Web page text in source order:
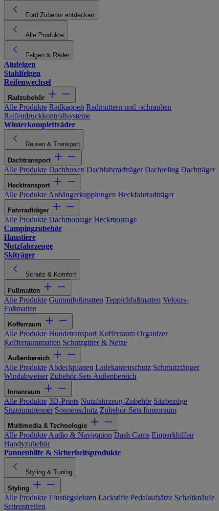
Ford Zubehör entdecken
Alle Produkte
Felgen & Räder
Alufelgen
Stahlfelgen
Reifenwechsel
Radzubehör
Alle Produkte Radkappen Radmuttern und -schrauben
Reifendruckkontrollsysteme
Winterkompletträder
Reisen & Transport
Dachtransport
Alle Produkte Dachboxen Dachfahrradträger Dachreling Dachträger
Hecktransport
Alle Produkte Anhängerkupplungen Heckfahrradträger
Fahrradträger
Alle Produkte Dachmontage Heckmontage
Campingzubehör
Haustiere
Nutzfahrzeuge
Skiträger
Schutz & Komfort
Fußmatten
Alle Produkte Gummifußmatten Teppichfußmatten Velours-
Fußmatten
Kofferraum
Alle Produkte Hundetransport Kofferraum Organizer
Kofferraummatten Schutzgitter & Netze
Außenbereich
Alle Produkte Abdeckplanen Ladekantenschutz Schmutzfänger
Windabweiser Zubehör-Sets Außenbereich
Innenraum
Alle Produkte 3D-Prints Nutzfahrzeug-Zubehör Sitzbezüge
Sitzraumtrenner Sonnenschutz Zubehör-Sets Innenraum
Multimedia & Technologie
Alle Produkte Audio & Navigation Dash Cams Einparkhilfen
Handyzubehör
Pannenhilfe & Sicherheitsprodukte
Styling & Tuning
Styling
Alle Produkte Einstiegsleisten Lackstifte Pedalaufsätze Schaltknäufe
Seitenstreifen